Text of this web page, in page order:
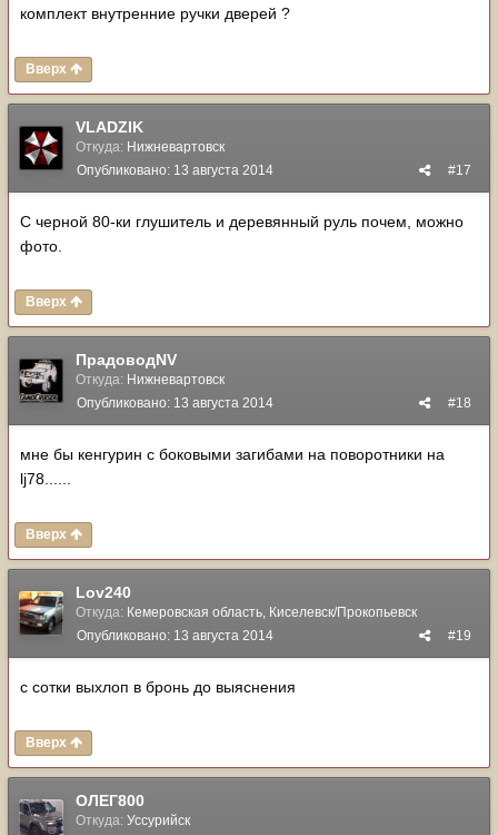
комплект внутренние ручки дверей ?
Вверх
VLADZIK
Откуда: Нижневартовск
#17
Опубликовано: 13 августа 2014
С черной 80-ки глушитель и деревянный руль почем, можно
фото.
Вверх
ПрадоводNV
Откуда: Нижневартовск
#18
Опубликовано: 13 августа 2014
мне бы кенгурин с боковыми загибами на поворотники на
lj78......
Вверх
Lov240
Откуда: Кемеровская область, Киселевск/Прокопьевск
#19
Опубликовано: 13 августа 2014
с сотки выхлоп в бронь до выяснения
Вверх
ОЛЕГ800
Откуда: Уссурийск